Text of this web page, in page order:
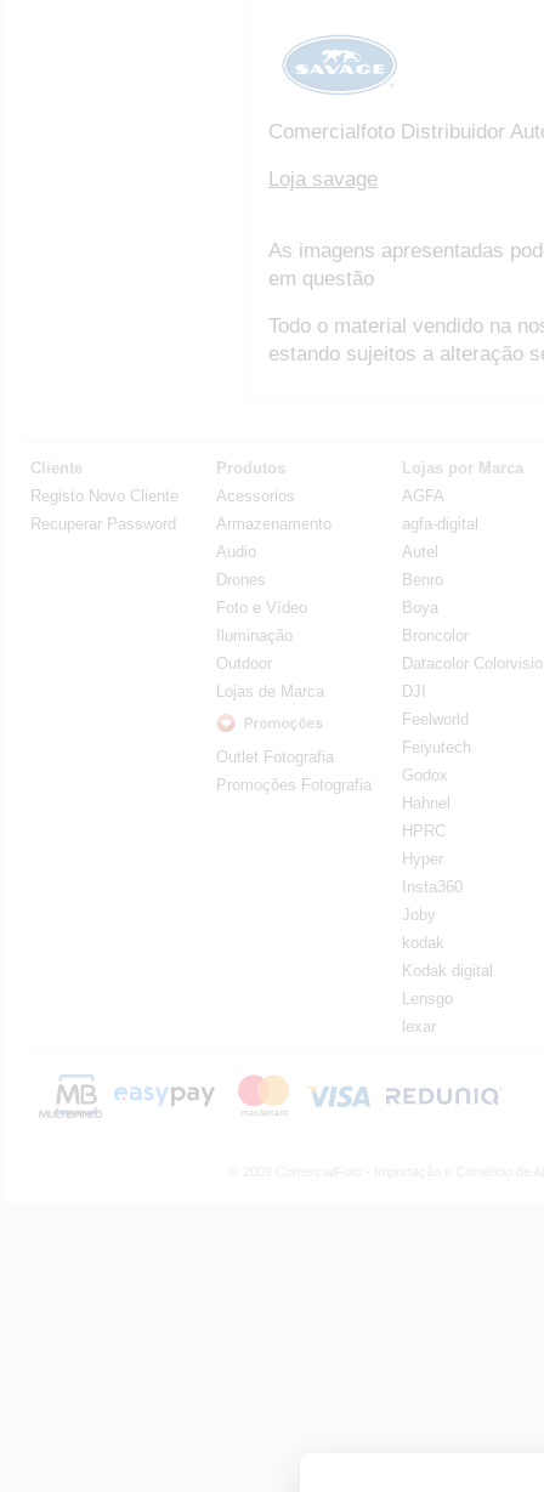
Comercialfoto Distribuidor
Loja savage
As imagens apresentadas
em questão
Todo o material vendido na
estando sujeitos a alteração
Cliente
Registo Novo Cliente
Recuperar Password
Produtos
Acessorios
Armazenamento
Audio
Drones
Foto e Vídeo
Iluminação
Outdoor
Lojas de Marca
Outlet Fotografia
Promoções Fotografia
Lojas por Marca
AGFA
agfa-digital
Autel
Benro
Boya
Broncolor
Datacolor
DJI
Feelworld
Feiyutech
Godox
Hahnel
HPRC
Hyper
Insta360
Joby
kodak
Kodak digital
Lensgo
lexar